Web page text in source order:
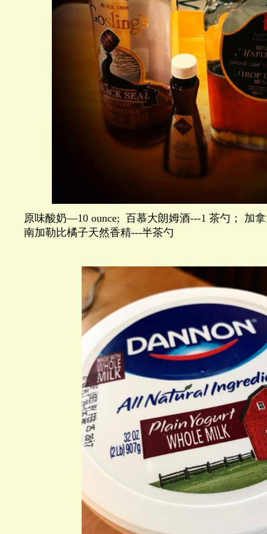
原味酸奶—10 ounce; 百慕大朗姆酒---1 茶勺；
加
南加勒比橘子天然香精---半茶勺